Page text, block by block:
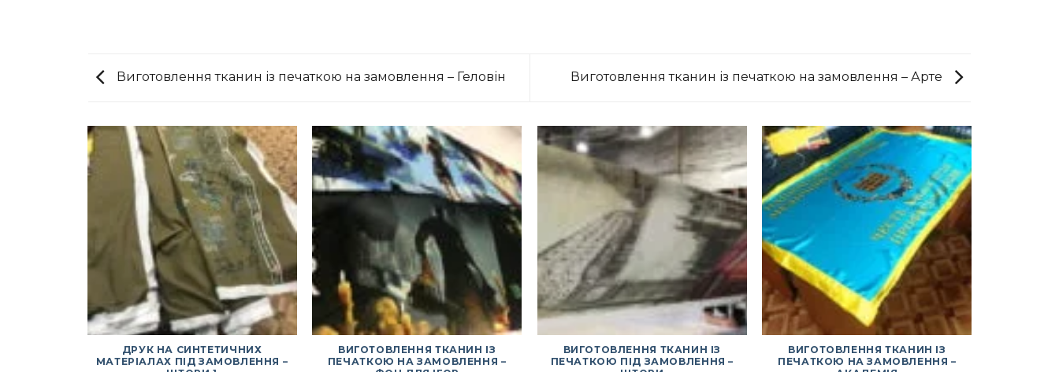
Виготовлення тканин із печаткою на замовлення – Геловін Виготовлення тканин із печаткою на замовлення – Арте
ДРУК НА СИНТЕТИЧНИХ
МАТЕРІАЛАХ ПІД ЗАМОВЛЕННЯ –
ВИГОТОВЛЕННЯ ТКАНИН ІЗ
ПЕЧАТКОЮ НА ЗАМОВЛЕННЯ –
ВИГОТОВЛЕННЯ ТКАНИН ІЗ
ПЕЧАТКОЮ ПІД ЗАМОВЛЕННЯ –
ВИГОТОВЛЕННЯ ТКАНИН ІЗ
ПЕЧАТКОЮ НА ЗАМОВЛЕННЯ –